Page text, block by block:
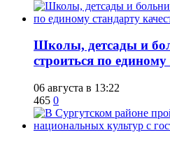
Школы, детсады и
строиться по единому
06 августа в 13:22
465 0